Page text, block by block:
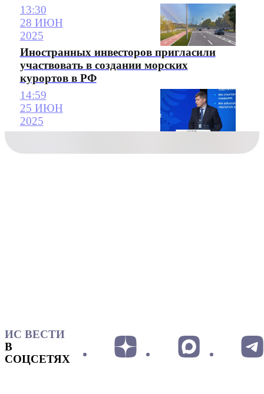
13:30
28 ИЮН
2025
Иностранных инвесторов пригласили
участвовать в создании морских
курортов в РФ
14:59
25 ИЮН
2025
ИС ВЕСТИ
В
СОЦСЕТЯХ